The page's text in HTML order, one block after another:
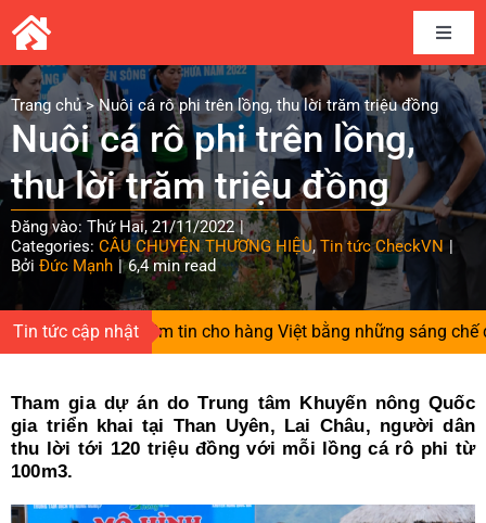
Skip
to
content
Toggle
Home
Câu chuyện thương hiệu
Kết nối cung cầu
Chia sẻ kinh nghiệm
Tin và sự kiện CheckVN
for:
Trang chủ>Nuôi cá rô phi trên lồng, thu lời trăm triệu đồng
Nuôi cá rô phi trên lồng,
thu lời trăm triệu đồng
Đăng vào: Thứ Hai, 21/11/2022 |
Categories: CÂU CHUYỆN THƯƠNG HIỆU,Tin tức CheckVN |
Bởi Đức Mạnh | 6,4 min read
Tin tức cập nhật
gieo niềm tin cho hàng Việt bằng những sáng chế độc
Tham gia dự án do Trung tâm Khuyến nông Quốc
gia triển khai tại Than Uyên, Lai Châu, người dân
thu lời tới 120 triệu đồng với mỗi lồng cá rô phi từ
100m3.